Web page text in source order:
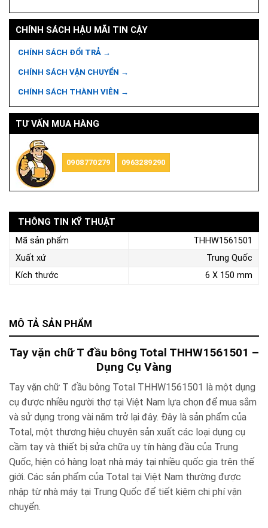
CHÍNH SÁCH HẬU MÃI TIN CẬY
CHÍNH SÁCH ĐỔI TRẢ →
CHÍNH SÁCH VẬN CHUYỂN →
CHÍNH SÁCH THÀNH VIÊN →
TƯ VẤN MUA HÀNG
0908770279 0963289290
MÔ TẢ SẢN PHẨM
Tay vặn chữ T đầu bông Total THHW1561501 –
Dụng Cụ Vàng
Tay vặn chữ T đầu bông Total THHW1561501 là một dụng
cụ được nhiều người thợ tại Việt Nam lựa chọn để mua sắm
và sử dụng trong vài năm trở lại đây. Đây là sản phẩm của
Total, một thương hiệu chuyên sản xuất các loại dụng cụ
cầm tay và thiết bị sửa chữa uy tín hàng đầu của Trung
Quốc, hiện có hàng loạt nhà máy tại nhiều quốc gia trên thế
giới. Các sản phẩm của Total tại Việt Nam thường được
nhập từ nhà máy tại Trung Quốc để tiết kiệm chi phí vận
chuyển.
THÔNG TIN KỸ THUẬT
Mã sản phẩm
THHW1561501
Xuất xứ
Trung Quốc
Kích thước
6 X 150 mm